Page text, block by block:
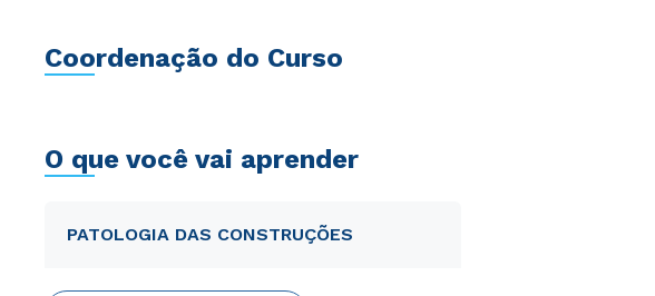
Coordenação do Curso
O que você vai aprender
PATOLOGIA DAS CONSTRUÇÕES